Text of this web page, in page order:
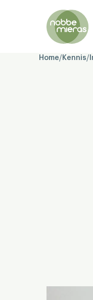
Nobbe
Mieras
Home/ Kennis/